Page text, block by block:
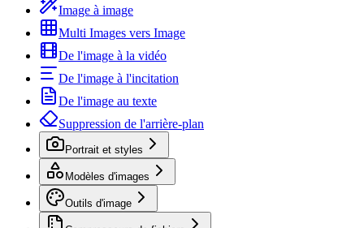
Image à image
Multi Images vers Image
De l'image à la vidéo
De l'image à l'incitation
De l'image au texte
Suppression de l'arrière-plan
Portrait et styles
Modèles d'images
Outils d'image